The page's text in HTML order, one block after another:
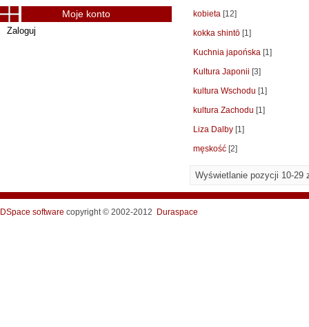
kobieta [12]
kokka shintō [1]
Kuchnia japońska [1]
Kultura Japonii [3]
kultura Wschodu [1]
kultura Zachodu [1]
Liza Dalby [1]
męskość [2]
Wyświetlanie pozycji 10-29
Moje konto
Zaloguj
DSpace software copyright © 2002-2012 Duraspace